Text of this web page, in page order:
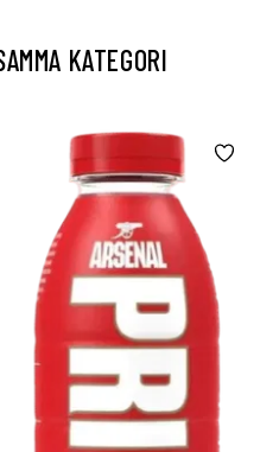
KATEGORI